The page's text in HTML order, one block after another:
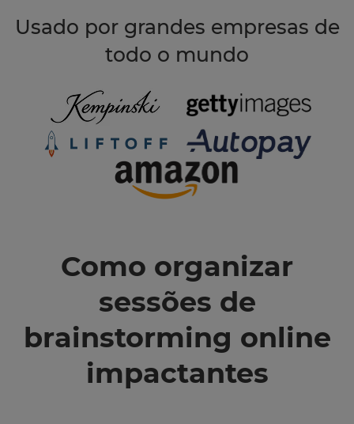
Usado por grandes empresas de
todo o mundo
Como organizar
sessões de
brainstorming online
impactantes